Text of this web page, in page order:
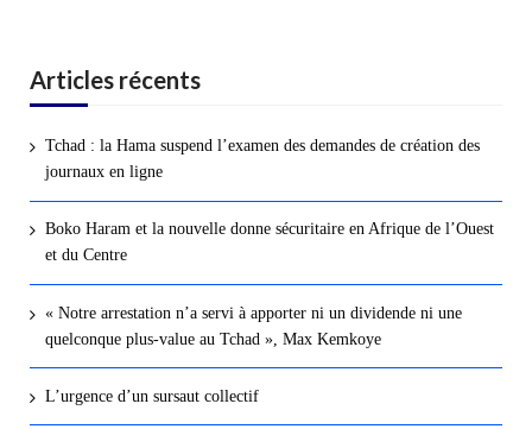
Articles récents
Tchad : la Hama suspend l’examen des demandes de création des
journaux en ligne
Boko Haram et la nouvelle donne sécuritaire en Afrique de l’Ouest
et du Centre
« Notre arrestation n’a servi à apporter ni un dividende ni une
quelconque plus-value au Tchad », Max Kemkoye
L’urgence d’un sursaut collectif